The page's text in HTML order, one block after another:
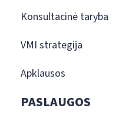
Konsultacinė taryba
VMI strategija
Apklausos
PASLAUGOS